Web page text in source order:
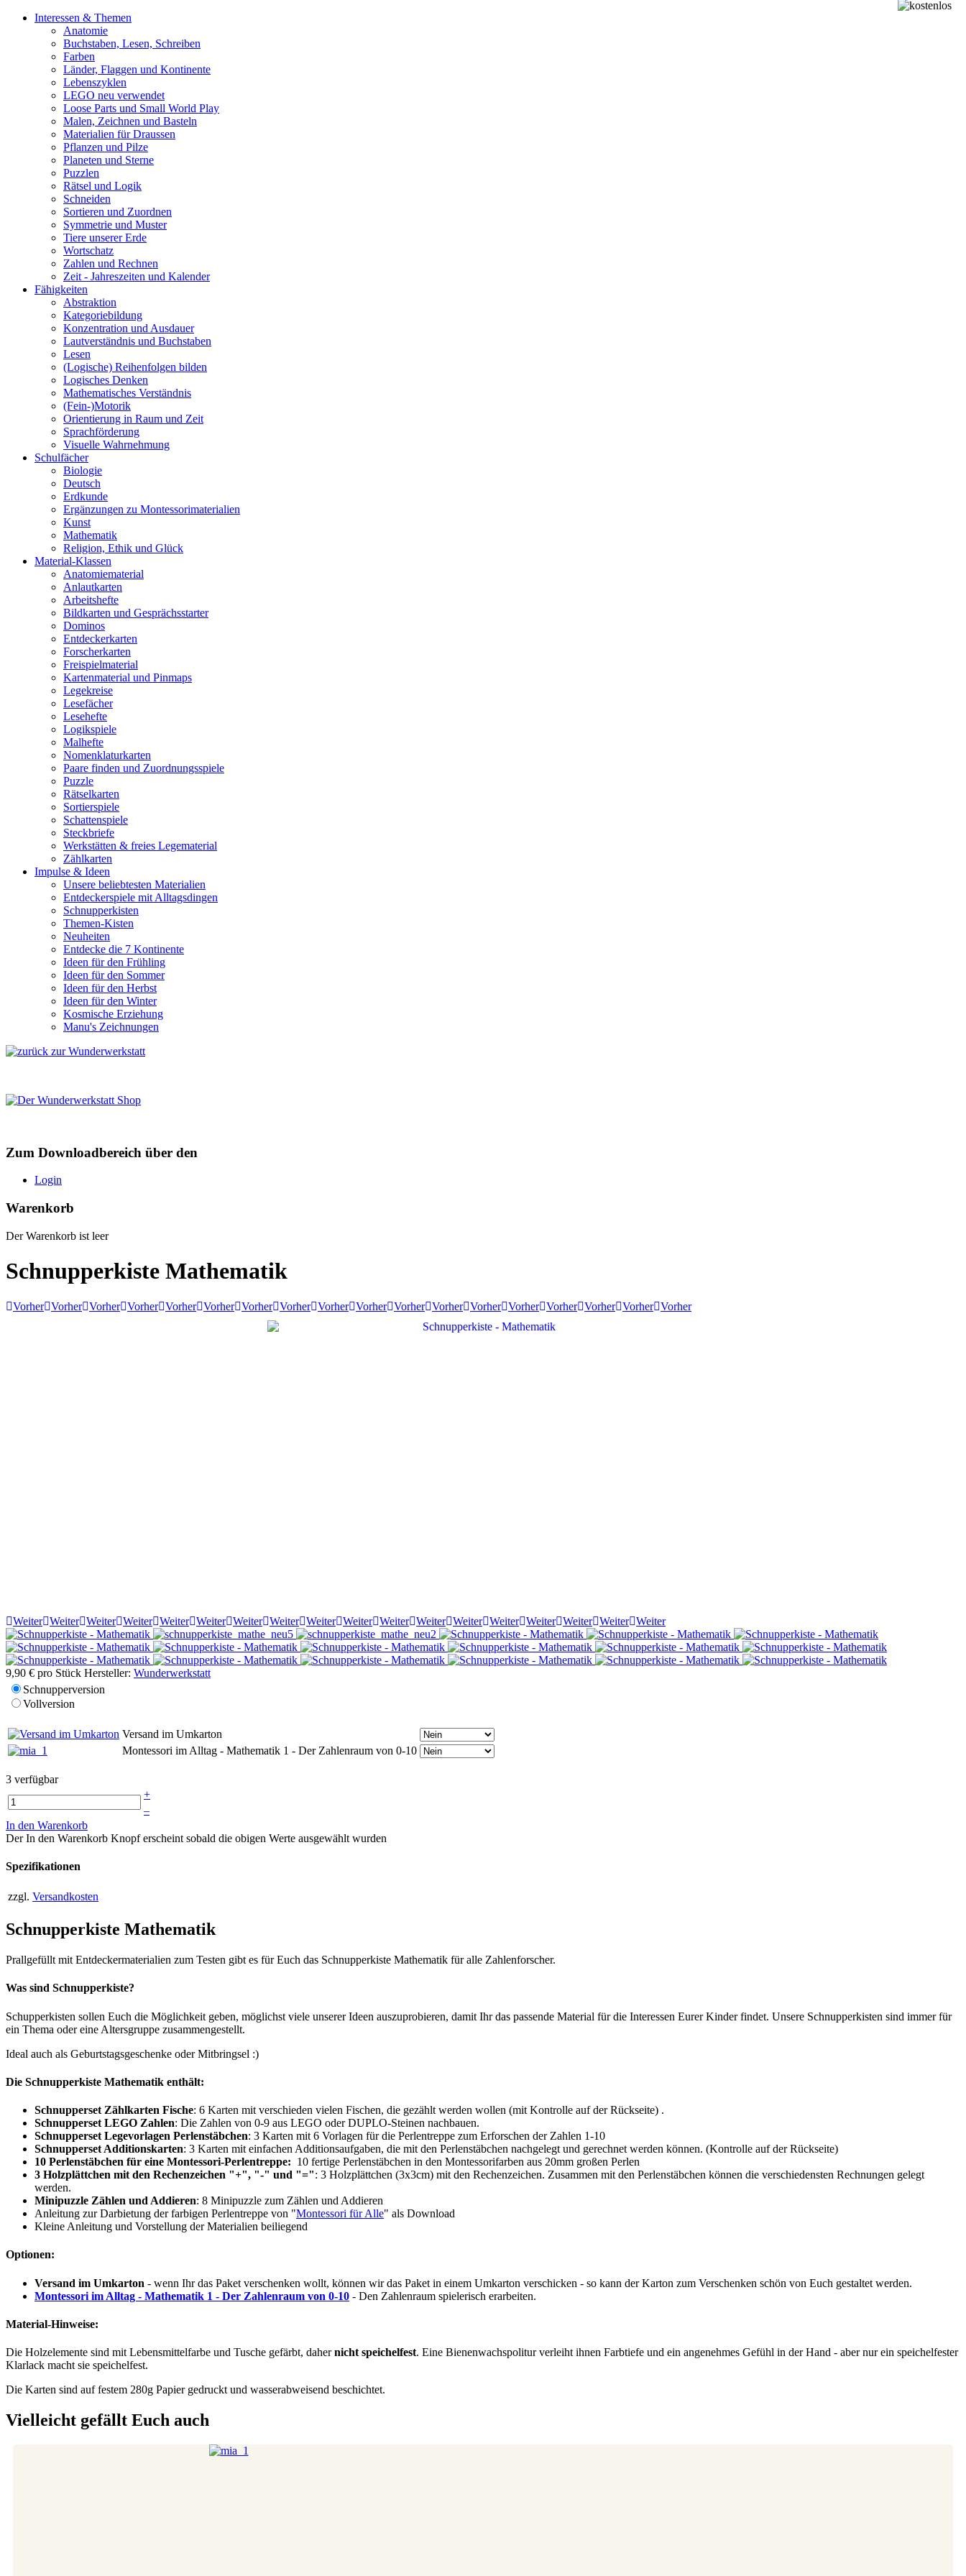
Interessen & Themen
Anatomie
Buchstaben, Lesen, Schreiben
Farben
Länder, Flaggen und Kontinente
Lebenszyklen
LEGO neu verwendet
Loose Parts und Small World Play
Malen, Zeichnen und Basteln
Materialien für Draussen
Pflanzen und Pilze
Planeten und Sterne
Puzzlen
Rätsel und Logik
Schneiden
Sortieren und Zuordnen
Symmetrie und Muster
Tiere unserer Erde
Wortschatz
Zahlen und Rechnen
Zeit - Jahreszeiten und Kalender
Fähigkeiten
Abstraktion
Kategoriebildung
Konzentration und Ausdauer
Lautverständnis und Buchstaben
Lesen
(Logische) Reihenfolgen bilden
Logisches Denken
Mathematisches Verständnis
(Fein-)Motorik
Orientierung in Raum und Zeit
Sprachförderung
Visuelle Wahrnehmung
Schulfächer
Biologie
Deutsch
Erdkunde
Ergänzungen zu Montessorimaterialien
Kunst
Mathematik
Religion, Ethik und Glück
Material-Klassen
Anatomiematerial
Anlautkarten
Arbeitshefte
Bildkarten und Gesprächsstarter
Dominos
Entdeckerkarten
Forscherkarten
Freispielmaterial
Kartenmaterial und Pinmaps
Legekreise
Lesefächer
Lesehefte
Logikspiele
Malhefte
Nomenklaturkarten
Paare finden und Zuordnungsspiele
Puzzle
Rätselkarten
Sortierspiele
Schattenspiele
Steckbriefe
Werkstätten & freies Legematerial
Zählkarten
Impulse & Ideen
Unsere beliebtesten Materialien
Entdeckerspiele mit Alltagsdingen
Schnupperkisten
Themen-Kisten
Neuheiten
Entdecke die 7 Kontinente
Ideen für den Frühling
Ideen für den Sommer
Ideen für den Herbst
Ideen für den Winter
Kosmische Erziehung
Manu's Zeichnungen
Zum Downloadbereich über den
Login
Warenkorb
Der Warenkorb ist leer
Schnupperkiste Mathematik
Vorher Vorher Vorher Vorher Vorher Vorher Vorher Vorher Vorher Vorher Vorher Vorher Vorher Vorher Vorher Vorher Vorher Vorher
Weiter Weiter Weiter Weiter Weiter Weiter Weiter Weiter Weiter Weiter Weiter Weiter Weiter Weiter Weiter Weiter Weiter Weiter
9,90 € pro Stück Hersteller: Wunderwerkstatt
Schnupperversion
Vollversion
Versand im Umkarton
Montessori im Alltag - Mathematik 1 - Der Zahlenraum von 0-10
3 verfügbar
+
–
In den Warenkorb
Der In den Warenkorb Knopf erscheint sobald die obigen Werte ausgewählt wurden
Spezifikationen
zzgl. Versandkosten
Schnupperkiste Mathematik
Prallgefüllt mit Entdeckermaterialien zum Testen gibt es für Euch das Schnupperkiste Mathematik für alle Zahlenforscher.
Was sind Schnupperkiste?
Schupperkisten sollen Euch die Möglichkeit geben, möglichst viele unserer Ideen auszuprobieren, damit Ihr das passende Material für die Interessen Eurer Kinder findet. Unsere Schnupperkisten sind immer für
ein Thema oder eine Altersgruppe zusammengestellt.
Ideal auch als Geburtstagsgeschenke oder Mitbringsel :)
Die Schnupperkiste Mathematik enthält:
Schnupperset Zählkarten Fische: 6 Karten mit verschieden vielen Fischen, die gezählt werden wollen (mit Kontrolle auf der Rückseite) .
Schnupperset LEGO Zahlen: Die Zahlen von 0-9 aus LEGO oder DUPLO-Steinen nachbauen.
Schnupperset Legevorlagen Perlenstäbchen: 3 Karten mit 6 Vorlagen für die Perlentreppe zum Erforschen der Zahlen 1-10
Schnupperset Additionskarten: 3 Karten mit einfachen Additionsaufgaben, die mit den Perlenstäbchen nachgelegt und gerechnet werden können. (Kontrolle auf der Rückseite)
10 Perlenstäbchen für eine Montessori-Perlentreppe: 10 fertige Perlenstäbchen in den Montessorifarben aus 20mm großen Perlen
3 Holzplättchen mit den Rechenzeichen "+", "-" und "=": 3 Holzplättchen (3x3cm) mit den Rechenzeichen. Zusammen mit den Perlenstäbchen können die verschiedensten Rechnungen gelegt
werden.
Minipuzzle Zählen und Addieren: 8 Minipuzzle zum Zählen und Addieren
Anleitung zur Darbietung der farbigen Perlentreppe von "Montessori für Alle" als Download
Kleine Anleitung und Vorstellung der Materialien beiliegend
Optionen:
Versand im Umkarton - wenn Ihr das Paket verschenken wollt, können wir das Paket in einem Umkarton verschicken - so kann der Karton zum Verschenken schön von Euch gestaltet werden.
Montessori im Alltag - Mathematik 1 - Der Zahlenraum von 0-10 - Den Zahlenraum spielerisch erarbeiten.
Material-Hinweise:
Die Holzelemente sind mit Lebensmittelfarbe und Tusche gefärbt, dahernicht speichelfest. Eine Bienenwachspolitur verleiht ihnen Farbtiefe und ein angenehmes Gefühl in der Hand - aber nur ein speichelfester
Klarlack macht sie speichelfest.
Die Karten sind auf festem 280g Papier gedruckt und wasserabweisend beschichtet.
Vielleicht gefällt Euch auch